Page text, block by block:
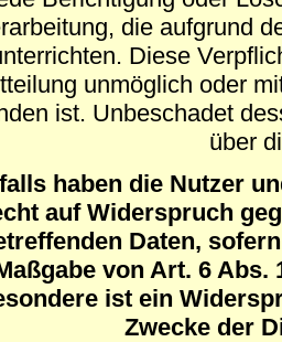
die aufgrund
Diese
unmöglich oder
ist. Unbeschadet
über
haben die Nutzer
auf Widerspruch
Daten,
von Art. 6 Abs.
ist ein
Zwecke der